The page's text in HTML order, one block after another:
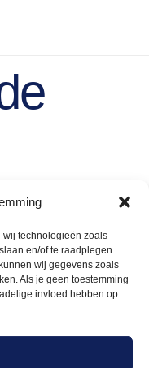
wij technologieën zoals
en/of te raadplegen.
wij gegevens zoals
Als je geen toestemming
invloed hebben op